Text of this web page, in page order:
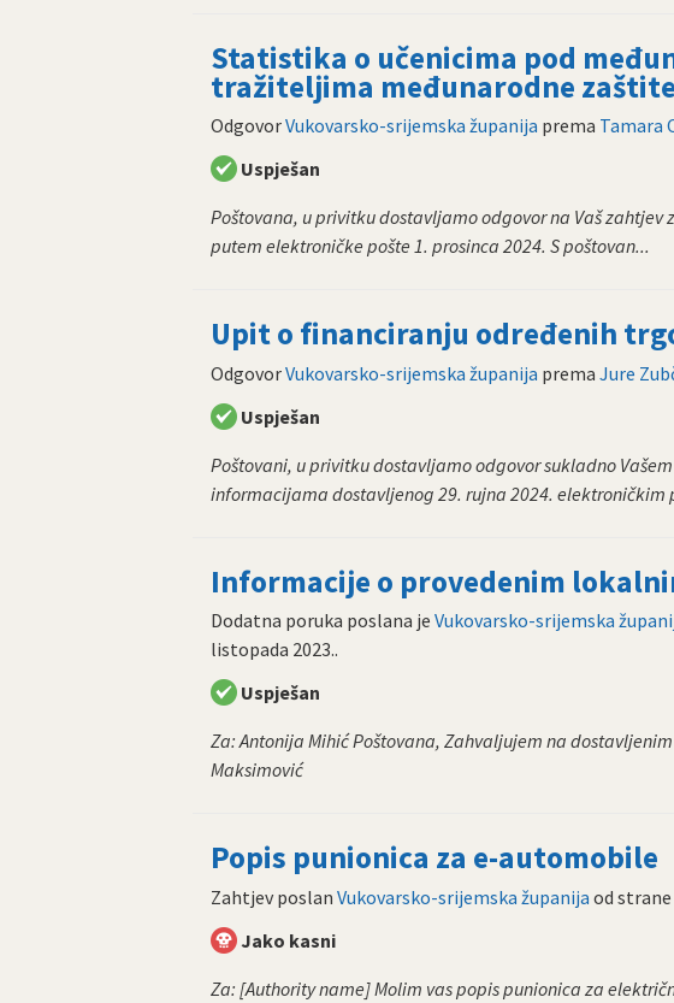
Statistika o učenicima pod
tražiteljima međunarodne zaštite
OdgovorVukovarsko-srijemska županija prema Tamara
Uspješan
Poštovana, u privitku dostavljamo odgovor na Vaš
putem elektroničke pošte 1. prosinca 2024. S poštovan...
Upit o financiranju određenih
OdgovorVukovarsko-srijemska županija prema Jure
Uspješan
Poštovani, u privitku dostavljamo odgovor sukladno
informacijama dostavljenog 29. rujna 2024. elektroničkim
Informacije o provedenim
Dodatna poruka poslana je Vukovarsko-srijemska
listopada 2023..
Uspješan
Za: Antonija Mihić Poštovana, Zahvaljujem na
Maksimović
Popis punionica za e-automobile
Zahtjev poslan Vukovarsko-srijemska županija od strane
Jako kasni
Za: [Authority name] Molim vas popis punionica za